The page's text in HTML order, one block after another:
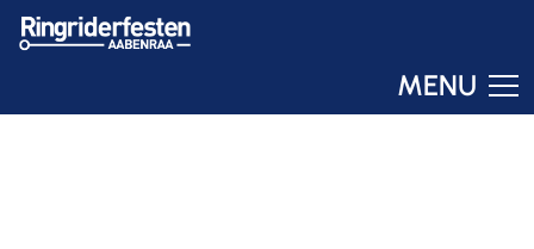
MENU